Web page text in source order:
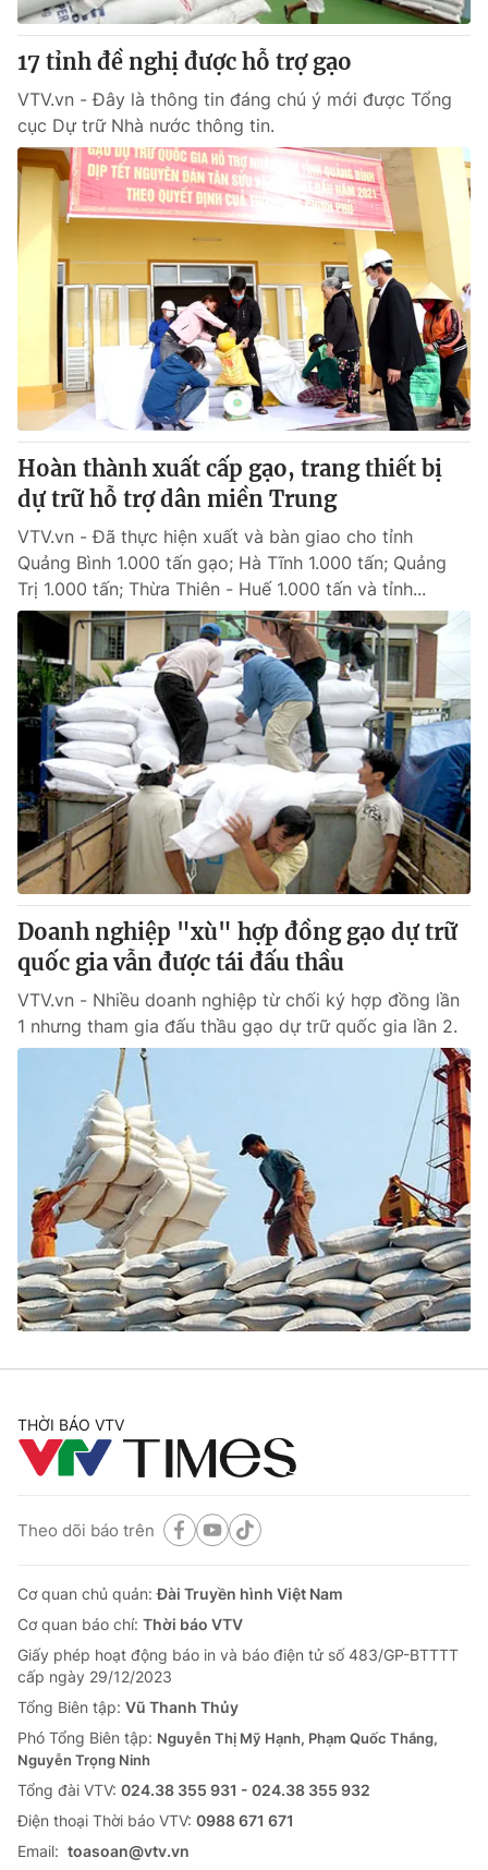
Tư vấn
Chuyên mục khác
Emagazine Podcast
Photo Infographic
Video Shorts video
VTV Money VTV Thể thao
VTV Sức khoẻ Bất động sản
Thị trường 24h Tấm lòng Việt
VTV4 Vươn mình bằng AI
VTV9 VTV8
Liên hệ tòa soạn English
THỜI BÁO VTV
Theo dõi báo trên
Cơ quan chủ quản:
Đài Truyền hình Việt Nam
Cơ quan báo chí: Thời báo VTV
Giấy phép hoạt động báo in và báo điện tử số 483/GP-BTTTT
cấp ngày 29/12/2023
Tổng Biên tập:Vũ Thanh Thủy
Phó Tổng Biên tập:Nguyễn Thị Mỹ Hạnh, Phạm Quốc Thắng,
Nguyễn Trọng Ninh
Tổng đài VTV:024.38 355 931 - 024.38 355 932
Ðiện thoại Thời báo VTV:
toasoan@vtv.vn
Liên hệ quảng cáo:024-7300.7108
thông tin từ website này.
17 tỉnh đề nghị được hỗ trợ gạo
VTV.vn - Đây là thông tin đáng chú ý mới được Tổng
cục Dự trữ Nhà nước thông tin.
Hoàn thành xuất cấp gạo, trang thiết bị
dự trữ hỗ trợ dân miền Trung
VTV.vn - Đã thực hiện xuất và bàn giao cho tỉnh
Quảng Bình 1.000 tấn gạo; Hà Tĩnh 1.000 tấn; Quảng
Trị 1.000 tấn; Thừa Thiên - Huế 1.000 tấn và tỉnh...
Doanh nghiệp "xù" hợp đồng gạo dự trữ
quốc gia vẫn được tái đấu thầu
VTV.vn - Nhiều doanh nghiệp từ chối ký hợp đồng lần
1 nhưng tham gia đấu thầu gạo dự trữ quốc gia lần 2.
THỜI BÁO VTV
Theo dõi báo trên
Cơ quan chủ quản:Đài Truyền hình Việt Nam
Cơ quan báo chí: Thời báo VTV
Giấy phép hoạt động báo in và báo điện tử số 483/GP-BTTTT
cấp ngày 29/12/2023
Tổng Biên tập: Vũ Thanh Thủy
Phó Tổng Biên tập: Nguyễn Thị Mỹ Hạnh, Phạm Quốc Thắng,
Nguyễn Trọng Ninh
Tổng đài VTV: 024.38 355 931 - 024.38 355 932
Ðiện thoại Thời báo VTV: 0988 671 671
Email: toasoan@vtv.vn